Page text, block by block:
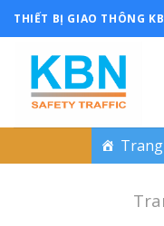
Skip
to
content
THIẾT BỊ GIAO THÔNG